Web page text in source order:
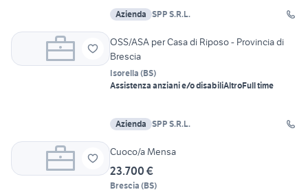
Azienda SPP S.R.L.
OSS/ASA per Casa di Riposo - Provincia di
Brescia
Isorella (BS)
Assistenza anziani e/o disabiliAltroFull time
Azienda SPP S.R.L.
Cuoco/a Mensa
23.700 €
Brescia (BS)